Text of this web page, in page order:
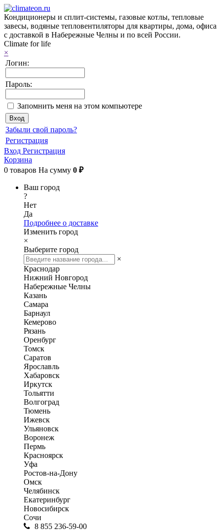
Кондиционеры и сплит-системы, газовые котлы, тепловые
завесы, водяные тепловентиляторы для квартиры, дома, офиса
с доставкой в Набережные Челны и по всей России.
Climate for life
×
Логин:
Пароль:
Запомнить меня на этом компьютере
Забыли свой пароль?
Регистрация
Вход Регистрация
Корзина
0 товаров На сумму 0 ₽
Ваш город
?
Нет
Да
Подробнее о доставке
Изменить город
×
Выберите город
×
Краснодар
Нижний Новгород
Набережные Челны
Казань
Самара
Барнаул
Кемерово
Рязань
Оренбург
Томск
Саратов
Ярославль
Хабаровск
Иркутск
Тольятти
Волгоград
Тюмень
Ижевск
Ульяновск
Воронеж
Пермь
Красноярск
Уфа
Ростов-на-Дону
Омск
Челябинск
Екатеринбург
Новосибирск
Сочи
8 855 236-59-00